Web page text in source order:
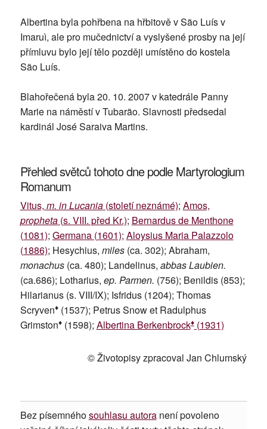
Albertina byla pohřbena na hřbitově v São Luís v
Imaruì, ale pro mučednictví a vyslyšené prosby na její
přímluvu bylo její tělo později umístěno do kostela
São Luís.
Blahořečená byla 20. 10. 2007 v katedrále Panny
Marie na náměstí v Tubarão. Slavnosti předsedal
kardinál José Saraiva Martins.
Přehled světců tohoto dne podle Martyrologium
Romanum
Vitus, m. in Lucania(století neznámé); Amos,
propheta(s. VIII. před Kr.); Bernardus de Menthone
(1081); Germana (1601); Aloysius Maria Palazzolo
(1886); Hesychius, miles(ca. 302); Abraham,
monachus(ca. 480); Landelinus, abbas Laubien.
(ca.686); Lotharius, ep. Parmen. (756); Benildis (853);
Hilarianus (s. VIII/IX); Isfridus (1204); Thomas
Scryven♦(1537); Petrus Snow et Radulphus
Grimston♦(1598); Albertina Berkenbrock♦(1931)
© Životopisy zpracoval Jan Chlumský
Bez písemnéhosouhlasu autoranení povoleno